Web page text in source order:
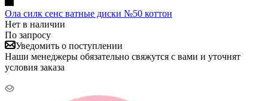
Ола силк сенс ватные диски №50 коттон
Нет в наличии
По запросу
Уведомить о поступлении
Наши менеджеры обязательно свяжутся с вами и уточнят
условия заказа